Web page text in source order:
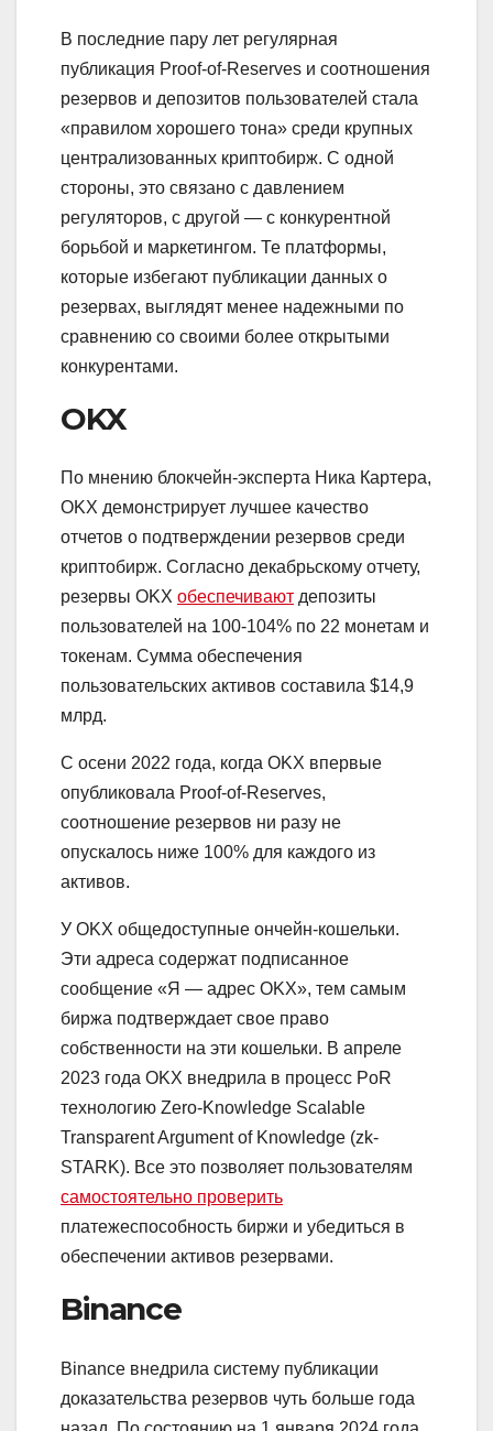
В последние пару лет регулярная
публикация Proof-of-Reserves и соотношения
резервов и депозитов пользователей стала
«правилом хорошего тона» среди крупных
централизованных криптобирж. С одной
стороны, это связано с давлением
регуляторов, с другой — с конкурентной
борьбой и маркетингом. Те платформы,
которые избегают публикации данных о
резервах, выглядят менее надежными по
сравнению со своими более открытыми
конкурентами.
OKX
По мнению блокчейн-эксперта Ника Картера,
OKX демонстрирует лучшее качество
отчетов о подтверждении резервов среди
криптобирж. Согласно декабрьскому отчету,
резервы OKX обеспечивают депозиты
пользователей на 100-104% по 22 монетам и
токенам. Сумма обеспечения
пользовательских активов составила $14,9
млрд.
С осени 2022 года, когда OKX впервые
опубликовала Proof-of-Reserves,
соотношение резервов ни разу не
опускалось ниже 100% для каждого из
активов.
У OKX общедоступные ончейн-кошельки.
Эти адреса содержат подписанное
сообщение «Я — адрес OKX», тем самым
биржа подтверждает свое право
собственности на эти кошельки. В апреле
2023 года OKX внедрила в процесс PoR
технологию Zero-Knowledge Scalable
Transparent Argument of Knowledge (zk-
STARK). Все это позволяет пользователям
самостоятельно проверить
платежеспособность биржи и убедиться в
обеспечении активов резервами.
Binance
Binance внедрила систему публикации
доказательства резервов чуть больше года